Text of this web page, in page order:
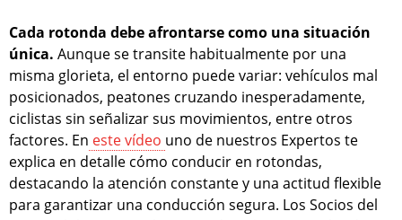
Cada rotonda debe afrontarse como una situación
única. Aunque se transite habitualmente por una
misma glorieta, el entorno puede variar: vehículos mal
posicionados, peatones cruzando inesperadamente,
ciclistas sin señalizar sus movimientos, entre otros
factores. En este vídeo uno de nuestros Expertos te
explica en detalle cómo conducir en rotondas,
destacando la atención constante y una actitud flexible
para garantizar una conducción segura. Los Socios del